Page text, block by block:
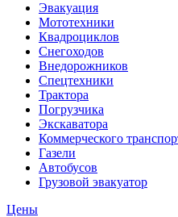
Эвакуация
Мототехники
Квадроциклов
Снегоходов
Внедорожников
Спецтехники
Трактора
Погрузчика
Экскаватора
Коммерческого
Газели
Автобусов
Грузовой эвакуатор
Цены